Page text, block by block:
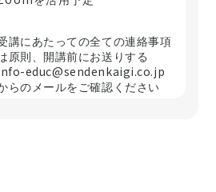
講にあたっての全ての連絡事項
原則、開講前にお送りする
educ@sendenkaigi.co.jp
らのメールをご確認ください